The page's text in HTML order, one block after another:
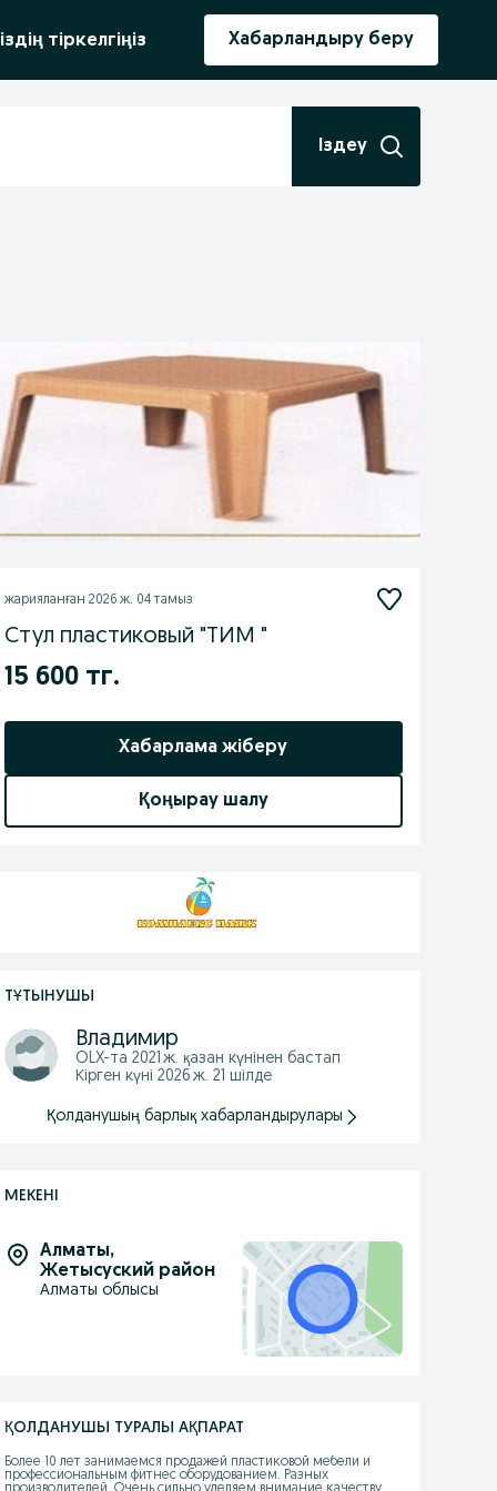
тіркелгіңіз Хабарландыру беру
Іздеу
жарияланған 2026 ж. 04 тамыз
Стул пластиковый "ТИМ "
15 600 тг.
Хабарлама жіберу
Қоңырау шалу
ТҰТЫНУШЫ
Владимир
OLX-та 2021 ж. қазан күнінен бастап
Кірген күні 2026 ж. 21 шілде
Қолданушың барлық хабарландырулары
МЕКЕНІ
Алматы,
Жетысуский район
Алматы облысы
ҚОЛДАНУШЫ ТУРАЛЫ АҚПАРАТ
Более 10 лет занимаемся продажей пластиковой мебели и
профессиональным фитнес оборудованием. Разных